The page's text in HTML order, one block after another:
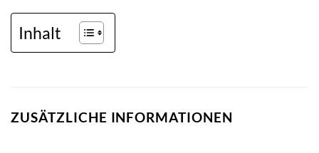
Inhalt
ZUSÄTZLICHE INFORMATIONEN